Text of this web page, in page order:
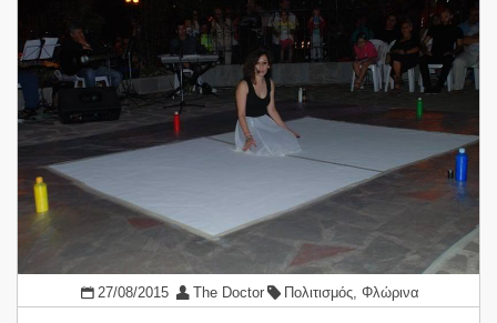
27/08/2015 The Doctor Πολιτισμός, Φλώρινα